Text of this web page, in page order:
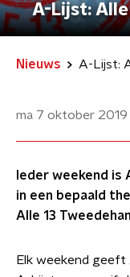
A-Lijst:
Nieuws A-Lijst:
ma 7 oktober 2019
Ieder weekend is
in een bepaald
Alle 13
Elk weekend